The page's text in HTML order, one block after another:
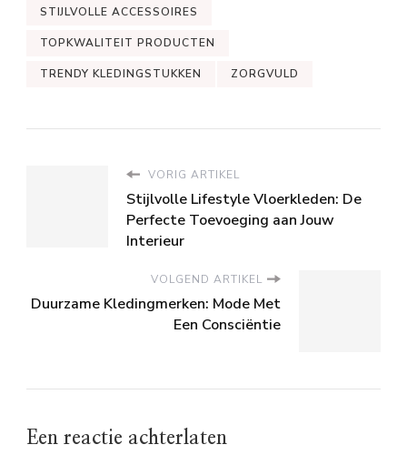
STIJLVOLLE ACCESSOIRES
TOPKWALITEIT PRODUCTEN
TRENDY KLEDINGSTUKKEN ZORGVULD
VORIG ARTIKEL
Stijlvolle Lifestyle Vloerkleden: De
Perfecte Toevoeging aan Jouw
Interieur
VOLGEND ARTIKEL
Duurzame Kledingmerken: Mode Met
Een Consciëntie
Een reactie achterlaten